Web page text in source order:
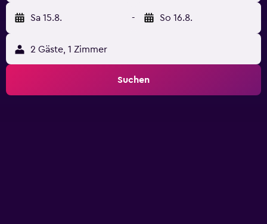
Sa 15.8. - So 16.8.
2 Gäste, 1 Zimmer
Suchen